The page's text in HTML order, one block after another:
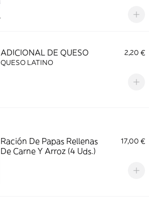
ADICIONAL DE QUESO
2,20 €
QUESO LATINO
Ración De Papas Rellenas
De Carne Y Arroz (4 Uds.)
17,00 €